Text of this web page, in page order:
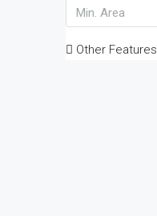
Other Features